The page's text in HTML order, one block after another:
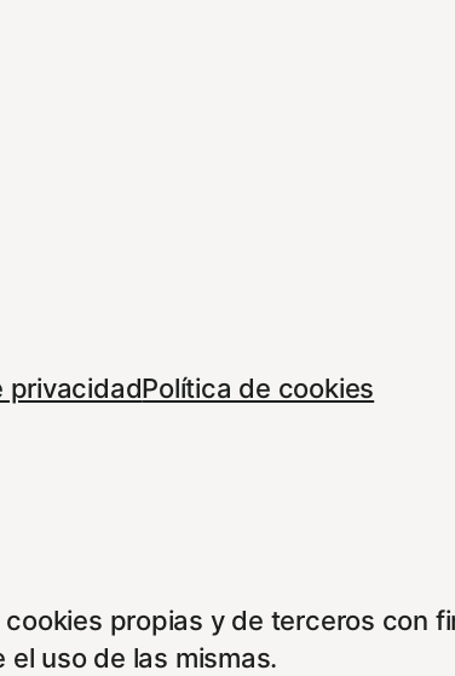
privacidadPolítica de cookies
propias y de terceros con
uso de las mismas.